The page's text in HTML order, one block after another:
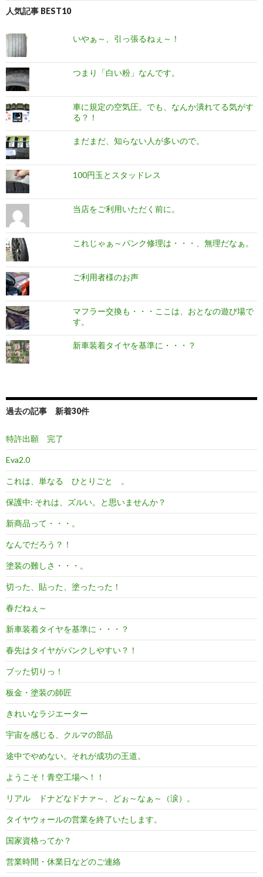
人気記事 BEST10
いやぁ～、引っ張るねぇ～！
つまり「白い粉」なんです。
車に規定の空気圧。でも、なんか潰れてる気がす
る？！
まだまだ、知らない人が多いので。
100円玉とスタッドレス
当店をご利用いただく前に。
これじゃぁ～パンク修理は・・・、無理だなぁ。
ご利用者様のお声
マフラー交換も・・・ここは、おとなの遊び場で
す。
新車装着タイヤを基準に・・・？
過去の記事 新着30件
特許出願 完了
Eva2.0
これは、単なる ひとりごと 。
保護中: それは、ズルい。と思いませんか？
新商品って・・・。
なんでだろう？！
塗装の難しさ・・・。
切った、貼った、塗ったった！
春だねぇ～
新車装着タイヤを基準に・・・？
春先はタイヤがパンクしやすい？！
ブッた切りっ！
板金・塗装の師匠
きれいなラジエーター
宇宙を感じる、クルマの部品
途中でやめない。それが成功の王道。
ようこそ！青空工場へ！！
リアル ドナどなドナァ～、どぉ～なぁ～（涙）。
タイヤウォールの営業を終了いたします。
国家資格ってか？
営業時間・休業日などのご連絡